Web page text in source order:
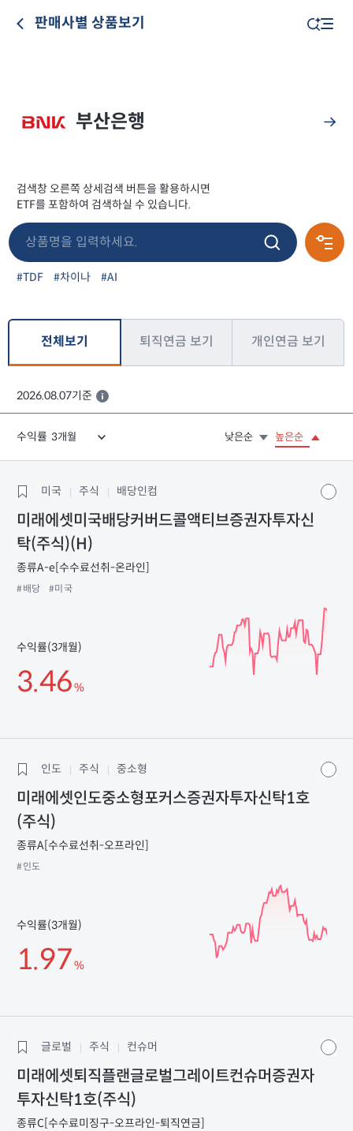
판매사별 상품보기
부산은행
검색창 오른쪽 상세검색 버튼을 활용하시면
ETF를 포함하여 검색하실 수 있습니다.
#TDF #차이나 #AI
전체보기 퇴직연금 보기 개인연금 보기
2026.08.07기준
수익률 낮은순 높은순
미국 주식 배당인컴
미래에셋미국배당커버드콜액티브증권자투자신
탁(주식)(H)
종류A-e[수수료선취-온라인]
#배당 #미국
수익률(3개월)
3.46%
인도 주식 중소형
미래에셋인도중소형포커스증권자투자신탁1호
(주식)
종류A[수수료선취-오프라인]
#인도
수익률(3개월)
1.97%
글로벌 주식 컨슈머
미래에셋퇴직플랜글로벌그레이트컨슈머증권자
투자신탁1호(주식)
종류C[수수료미징구-오프라인-퇴직연금]